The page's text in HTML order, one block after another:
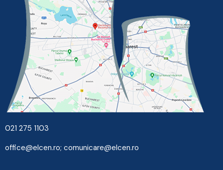
021 275 1103
office@elcen.ro; comunicare@elcen.ro